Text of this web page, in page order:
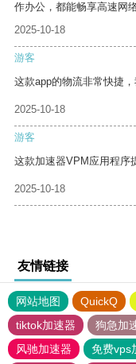
作办公，都能畅享高速网
2025-10-18
游客
这款app的物流非常快捷
2025-10-18
游客
这款加速器VPM应用程序
2025-10-18
友情链接
网站地图 QuickQ
tiktok加速器
狗急加
风驰加速器
免费vps